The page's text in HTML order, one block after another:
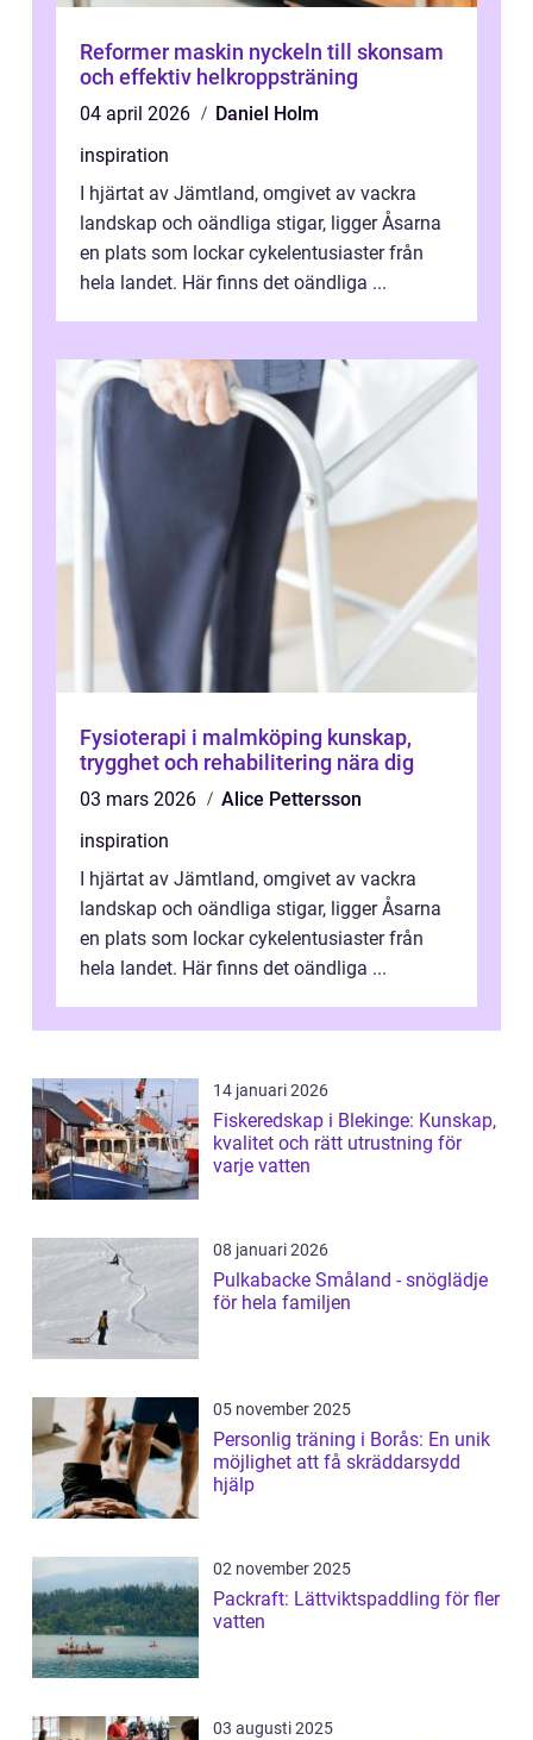
Reformer maskin nyckeln till skonsam
och effektiv helkroppsträning
04 april 2026
Daniel Holm
inspiration
I hjärtat av Jämtland, omgivet av vackra
landskap och oändliga stigar, ligger Åsarna
en plats som lockar cykelentusiaster från
hela landet. Här finns det oändliga ...
Fysioterapi i malmköping kunskap,
trygghet och rehabilitering nära dig
03 mars 2026
Alice Pettersson
inspiration
I hjärtat av Jämtland, omgivet av vackra
landskap och oändliga stigar, ligger Åsarna
en plats som lockar cykelentusiaster från
hela landet. Här finns det oändliga ...
14 januari 2026
Fiskeredskap i Blekinge: Kunskap,
kvalitet och rätt utrustning för
varje vatten
08 januari 2026
Pulkabacke Småland - snöglädje
för hela familjen
05 november 2025
Personlig träning i Borås: En unik
möjlighet att få skräddarsydd
hjälp
02 november 2025
Packraft: Lättviktspaddling för fler
vatten
03 augusti 2025